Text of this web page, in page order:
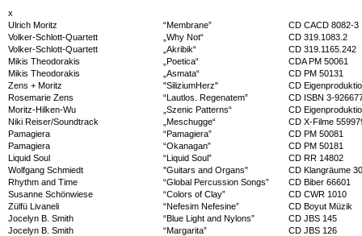
x
Ulrich Moritz
“Membrane”
CD CACD 8082-3
Volker-Schlott-Quartett
„Why Not“
CD 319.1083.2
Volker-Schlott-Quartett
„Akribik“
CD 319.1165.242
Mikis Theodorakis
„Poetica“
CDA PM 50061
Mikis Theodorakis
„Asmata“
CD PM 50131
Zens + Moritz
"SiliziumHerz"
CD
Rosemarie Zens
“Lautlos. Regenatem”
CD ISBN 3-
Moritz-Hilken-Wu
„Szenic Patterns“
CD
Niki Reiser/Soundtrack
„Meschugge“
CD X-Filme
Pamagiera
“Pamagiera”
CD PM 50081
Pamagiera
“Okanagan”
CD PM 50181
Liquid Soul
“Liquid Soul”
CD RR 14802
Wolfgang Schmiedt
"Guitars and Organs"
CD Klangräume
Rhythm and Time
“Global Percussion Songs”
CD Biber 66601
Susanne Schönwiese
“Colors of Clay”
CD CWR 1010
Zülfü Livaneli
“Nefesim Nefesine”
CD Boyut Müzik
Jocelyn B. Smith
“Blue Light and Nylons”
CD JBS 145
Jocelyn B. Smith
“Margarita”
CD JBS 126